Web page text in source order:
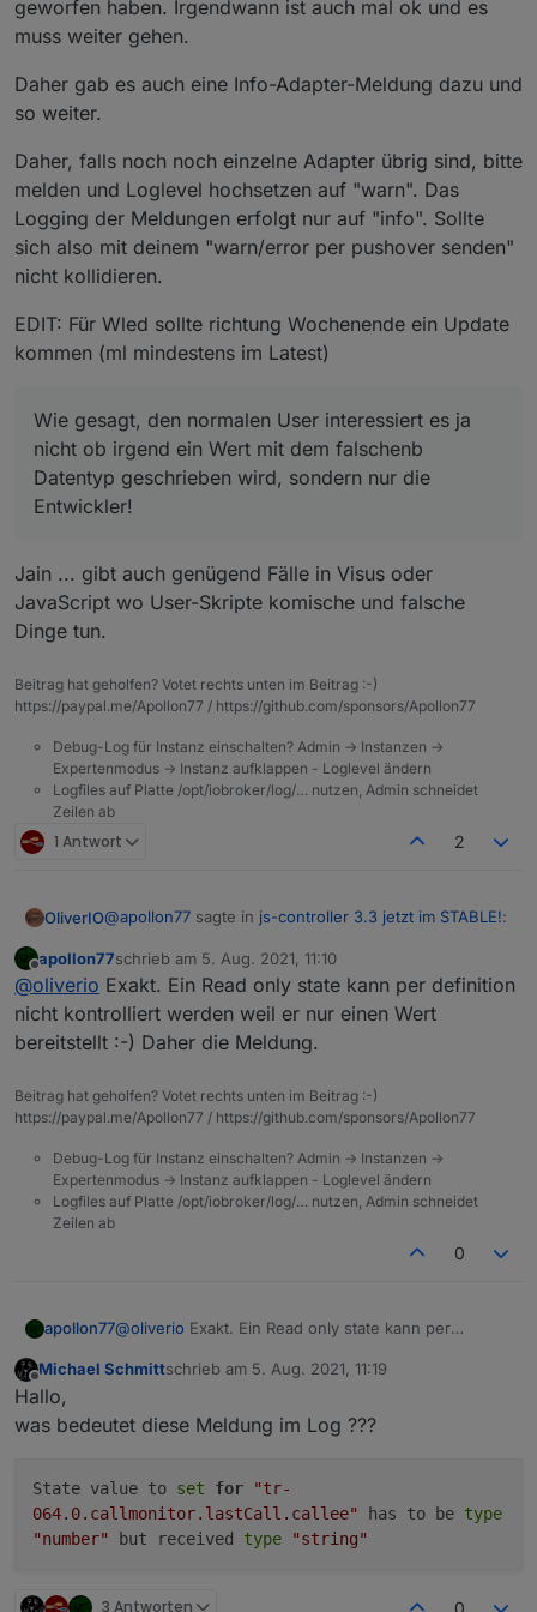
achte, dass nichts unnötiges im log aufläuft. Jetzt mit
dem js-controller 3.3 ist das unmöglich, da z.B. der
WLED Adapter 100te von Meldungen rauswirft.
gesagt, den normalen User interessiert es ja nicht ob
irgend ein Wert mit dem falschenb Datentyp
geschrieben wird, sondern nur die Entwickler!
geworfen haben. Irgendwann ist auch mal ok und es
muss weiter gehen.
Daher gab es auch eine Info-Adapter-Meldung dazu und
so weiter.
Daher, falls noch noch einzelne Adapter übrig sind, bitte
melden und Loglevel hochsetzen auf "warn". Das
Logging der Meldungen erfolgt nur auf "info". Sollte
sich also mit deinem "warn/error per pushover senden"
nicht kollidieren.
EDIT: Für Wled sollte richtung Wochenende ein Update
kommen (ml mindestens im Latest)
Wie gesagt, den normalen User interessiert es ja
nicht ob irgend ein Wert mit dem falschenb
Datentyp geschrieben wird, sondern nur die
Entwickler!
Jain ... gibt auch genügend Fälle in Visus oder
JavaScript wo User-Skripte komische und falsche
Dinge tun.
Beitrag hat geholfen? Votet rechts unten im Beitrag :-)
https://paypal.me/Apollon77 / https://github.com/sponsors/Apollon77
Debug-Log für Instanz einschalten? Admin -> Instanzen ->
Expertenmodus -> Instanz aufklappen - Loglevel ändern
Logfiles auf Platte /opt/iobroker/log/… nutzen, Admin schneidet
Zeilen ab
1 Antwort 2
OliverIO@apollon77 sagte in js-controller 3.3 jetzt im STABLE!:
@idlebitNa ok :-))
Laut Quellcode ist die einzige Stelle für den Teil
so:
also das heisst, das readonly states eigentlich nur von
adaptern erstellt und beschrieben werden sollen und
soll.
readonly (warum auch immer) erstellt, dann muss man
den ebenfalls mit ack=true beschreiben, da es
Offline
apollon77schrieb am 5. Aug. 2021, 11:10
zuletzt editiert von
@oliverio Exakt. Ein Read only state kann per definition
nicht kontrolliert werden weil er nur einen Wert
bereitstellt :-) Daher die Meldung.
Beitrag hat geholfen? Votet rechts unten im Beitrag :-)
https://paypal.me/Apollon77 / https://github.com/sponsors/Apollon77
Debug-Log für Instanz einschalten? Admin -> Instanzen ->
Expertenmodus -> Instanz aufklappen - Loglevel ändern
Logfiles auf Platte /opt/iobroker/log/… nutzen, Admin schneidet
Zeilen ab
0
apollon77@oliverio Exakt. Ein Read only state kann per
Wert bereitstellt :-) Daher die Meldung.
Offline
Michael Schmittschrieb am 5. Aug. 2021, 11:19
zuletzt editiert von
Hallo,
was bedeutet diese Meldung im Log ???
State value to set for
"tr-
064.0.callmonitor.lastCall.callee"
has to be type
"number"
but received type "string"
3 Antworten 0